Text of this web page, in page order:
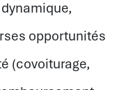
opportunités
(covoiturage,